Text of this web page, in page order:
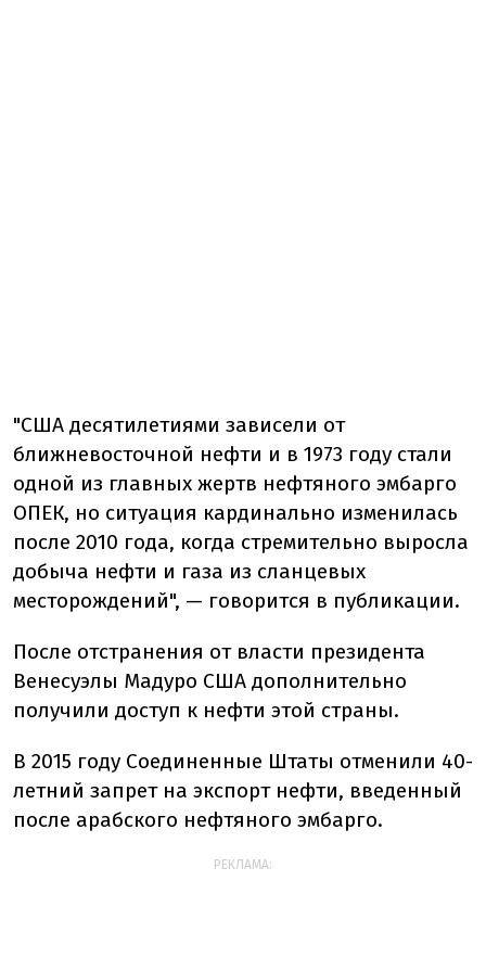
"США десятилетиями зависели от
ближневосточной нефти и в 1973 году стали
одной из главных жертв нефтяного эмбарго
ОПЕК, но ситуация кардинально изменилась
после 2010 года, когда стремительно выросла
добыча нефти и газа из сланцевых
месторождений", — говорится в публикации.
После отстранения от власти президента
Венесуэлы Мадуро США дополнительно
получили доступ к нефти этой страны.
В 2015 году Соединенные Штаты отменили 40-
летний запрет на экспорт нефти, введенный
после арабского нефтяного эмбарго.
РЕКЛАМА: